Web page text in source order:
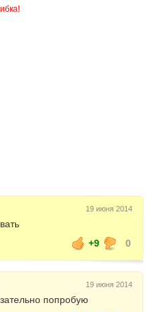
19 июня 2014
+9
0
19 июня 2014
попробую